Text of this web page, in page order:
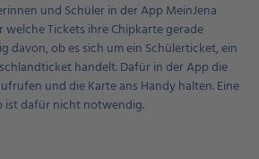
und Schüler in der App MeinJena
Tickets ihre Chipkarte gerade
davon, ob es sich um ein Schülerticket, ein
handelt. Dafür in der App die
und die Karte ans Handy halten. Eine
ist dafür nicht notwendig.